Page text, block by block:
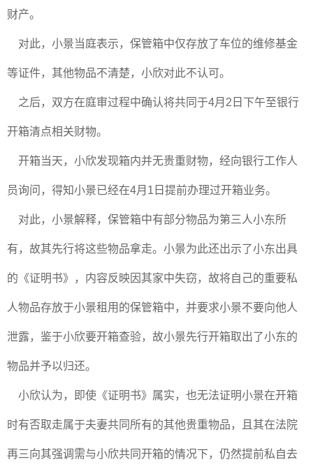
财产。
对此，小景当庭表示，保管箱中仅存放了车位的维修基金
等证件，其他物品不清楚，小欣对此不认可。
之后，双方在庭审过程中确认将共同于4月2日下午至银行
开箱清点相关财物。
开箱当天，小欣发现箱内并无贵重财物，经向银行工作人
员询问，得知小景已经在4月1日提前办理过开箱业务。
对此，小景解释，保管箱中有部分物品为第三人小东所
有，故其先行将这些物品拿走。小景为此还出示了小东出具
的《证明书》，内容反映因其家中失窃，故将自己的重要私
人物品存放于小景租用的保管箱中，并要求小景不要向他人
泄露，鉴于小欣要开箱查验，故小景先行开箱取出了小东的
物品并予以归还。
小欣认为，即使《证明书》属实，也无法证明小景在开箱
时有否取走属于夫妻共同所有的其他贵重物品，且其在法院
再三向其强调需与小欣共同开箱的情况下，仍然提前私自去